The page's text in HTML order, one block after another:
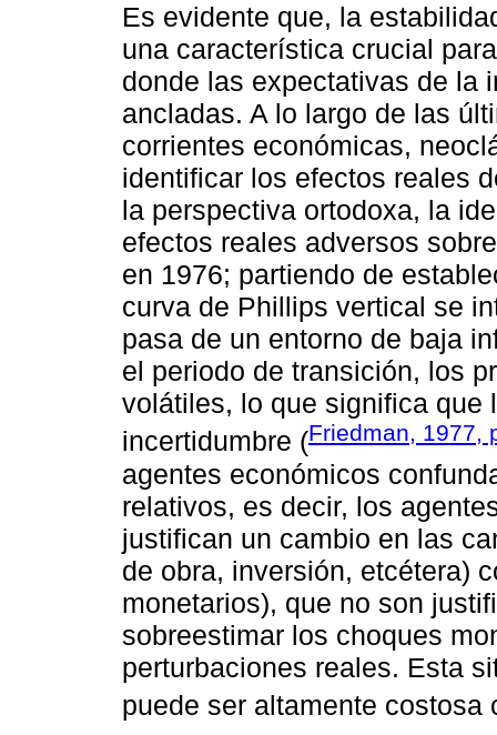
Es evidente que, la
una característica crucial
donde las expectativas de la
ancladas. A lo largo de las
corrientes económicas,
identificar los efectos reales
la perspectiva ortodoxa, la
efectos reales adversos
en 1976; partiendo de
curva de Phillips vertical se
pasa de un entorno de baja
el periodo de transición, los
volátiles, lo que significa que
incertidumbre (Friedman, 1977,
agentes económicos
relativos, es decir, los
justifican un cambio en las
de obra, inversión, etcétera)
monetarios), que no son
sobreestimar los choques
perturbaciones reales. Esta
puede ser altamente costosa